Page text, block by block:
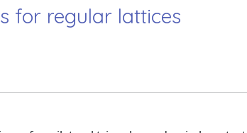
for regular lattices